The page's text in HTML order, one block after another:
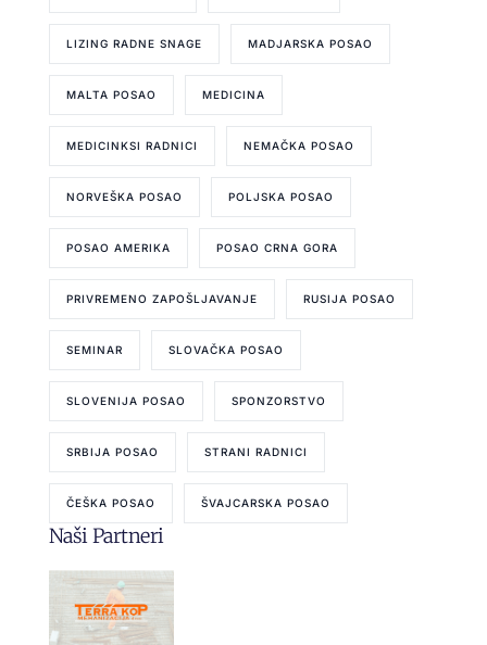
LIZING RADNE SNAGE MADJARSKA POSAO
MALTA POSAO MEDICINA
MEDICINKSI RADNICI NEMAČKA POSAO
NORVEŠKA POSAO POLJSKA POSAO
POSAO AMERIKA POSAO CRNA GORA
PRIVREMENO ZAPOŠLJAVANJE RUSIJA POSAO
SEMINAR SLOVAČKA POSAO
SLOVENIJA POSAO SPONZORSTVO
SRBIJA POSAO STRANI RADNICI
ČEŠKA POSAO ŠVAJCARSKA POSAO
Naši Partneri